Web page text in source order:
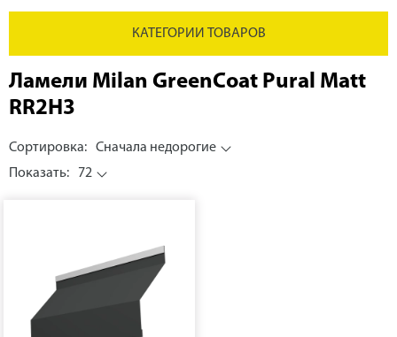
КАТЕГОРИИ ТОВАРОВ
Ламели Milan GreenCoat Pural Matt
RR2H3
Сортировка:
Сначала недорогие
Показать:
72